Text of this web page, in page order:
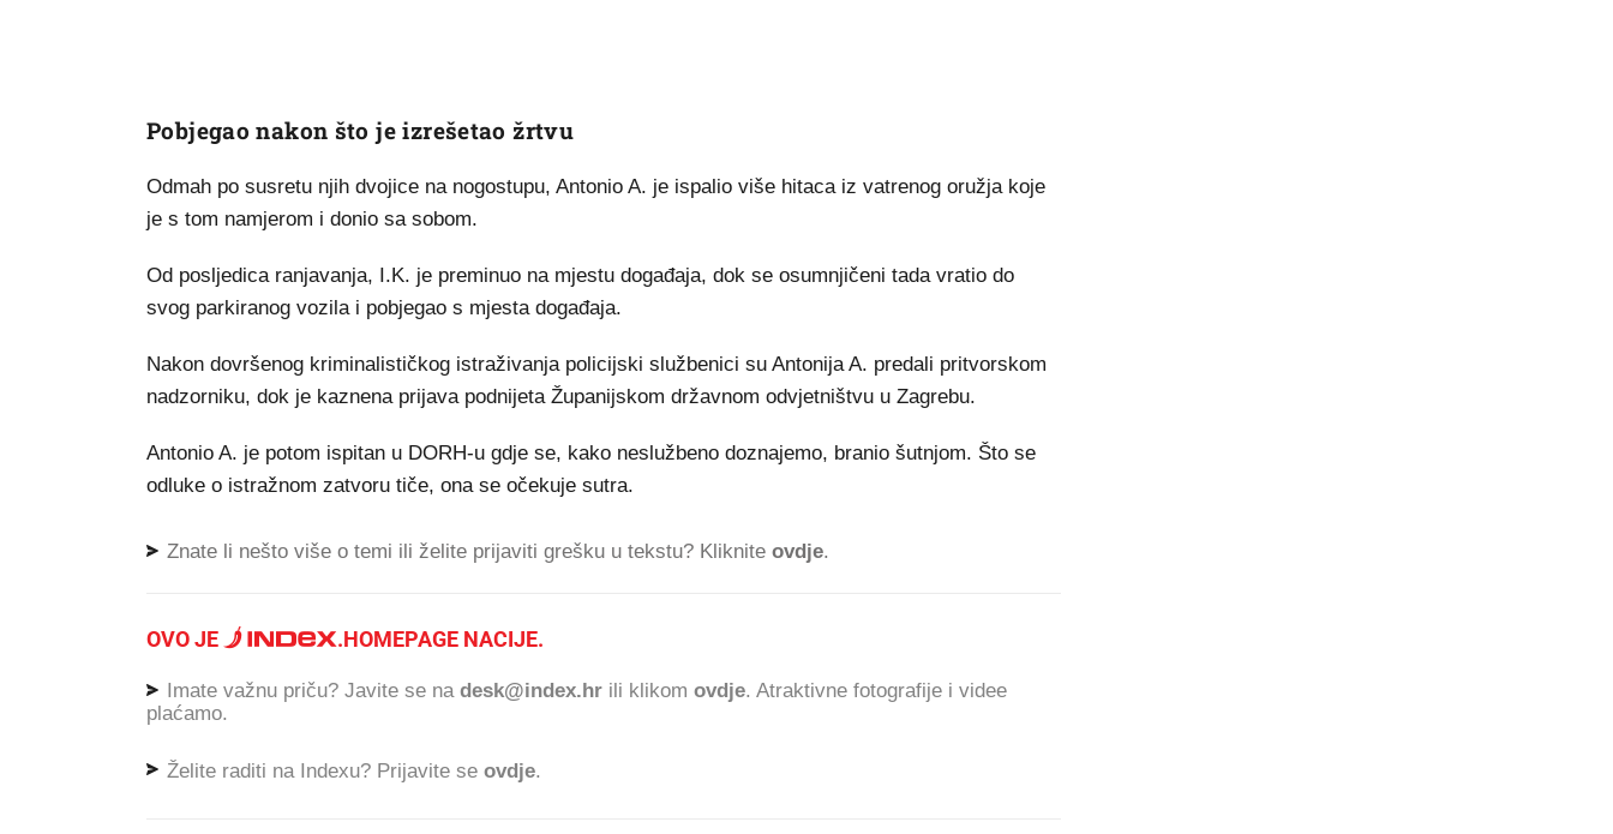
Pobjegao nakon što je izrešetao žrtvu
Odmah po susretu njih dvojice na nogostupu, Antonio A. je ispalio više hitaca iz vatrenog oružja koje
je s tom namjerom i donio sa sobom.
Od posljedica ranjavanja, I.K. je preminuo na mjestu događaja, dok se osumnjičeni tada vratio do
svog parkiranog vozila i pobjegao s mjesta događaja.
Nakon dovršenog kriminalističkog istraživanja policijski službenici su Antonija A. predali pritvorskom
nadzorniku, dok je kaznena prijava podnijeta Županijskom državnom odvjetništvu u Zagrebu.
Antonio A. je potom ispitan u DORH-u gdje se, kako neslužbeno doznajemo, branio šutnjom. Što se
odluke o istražnom zatvoru tiče, ona se očekuje sutra.
Znate li nešto više o temi ili želite prijaviti grešku u tekstu? Kliknite ovdje.
OVO JE .HOMEPAGE NACIJE.
Imate važnu priču? Javite se na desk@index.hr ili klikom ovdje. Atraktivne fotografije i videe
plaćamo.
Želite raditi na Indexu? Prijavite se ovdje.